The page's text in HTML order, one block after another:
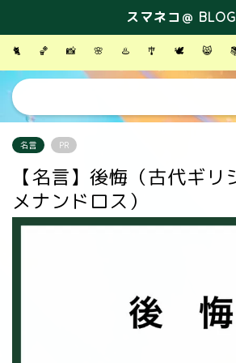
スマネコ＠ BLOG
🐈 🏀 📸 🌸 ♨️ 🎐 🕊 😸
名言 PR
【名言】後悔（古代ギ
メナンドロス）